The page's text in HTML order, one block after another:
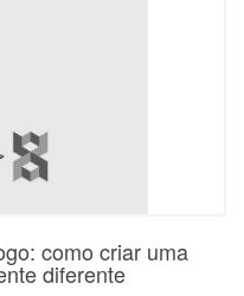
como criar uma
diferente